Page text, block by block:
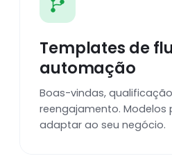
Templates de
automação
Boas-vindas,
reengajamento. Modelos
adaptar ao seu negócio.